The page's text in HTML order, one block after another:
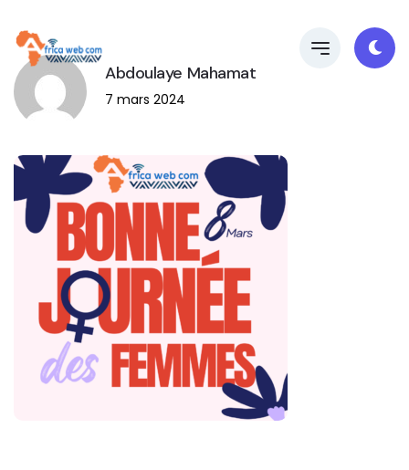
Abdoulaye Mahamat
7 mars 2024